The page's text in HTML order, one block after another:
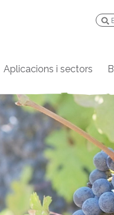
Aplicacions i sectors